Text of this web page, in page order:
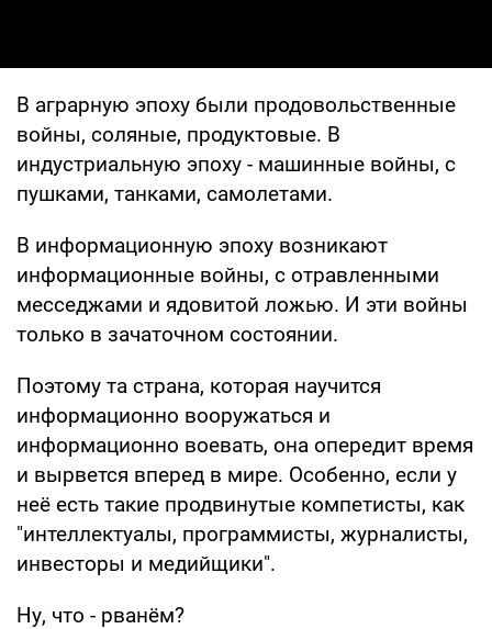
В аграрную эпоху были продовольственные
войны, соляные, продуктовые. В
индустриальную эпоху - машинные войны, с
пушками, танками, самолетами.
В информационную эпоху возникают
информационные войны, с отравленными
месседжами и ядовитой ложью. И эти войны
только в зачаточном состоянии.
Поэтому та страна, которая научится
информационно вооружаться и
информационно воевать, она опередит время
и вырвется вперед в мире. Особенно, если у
неё есть такие продвинутые компетисты, как
"интеллектуалы, программисты, журналисты,
инвесторы и медийщики".
Ну, что - рванём?